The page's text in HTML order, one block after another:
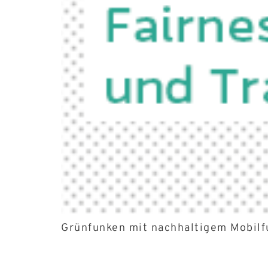
Grünfunken mit nachhaltigem